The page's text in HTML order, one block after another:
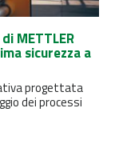
METTLER
sicurezza a
progettata
dei processi